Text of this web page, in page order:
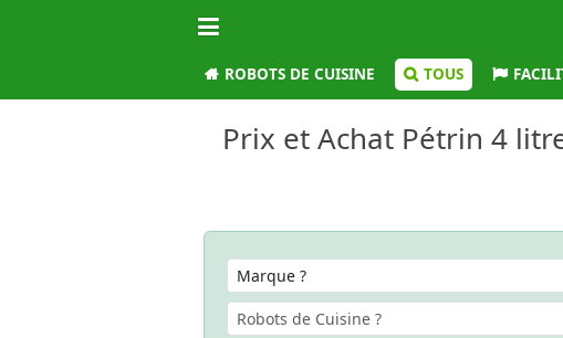
ROBOTS DE CUISINE TOUS
Prix et Achat Pétrin 4